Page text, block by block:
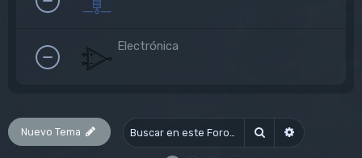
Electrónica
Nuevo Tema Buscar Búsqueda